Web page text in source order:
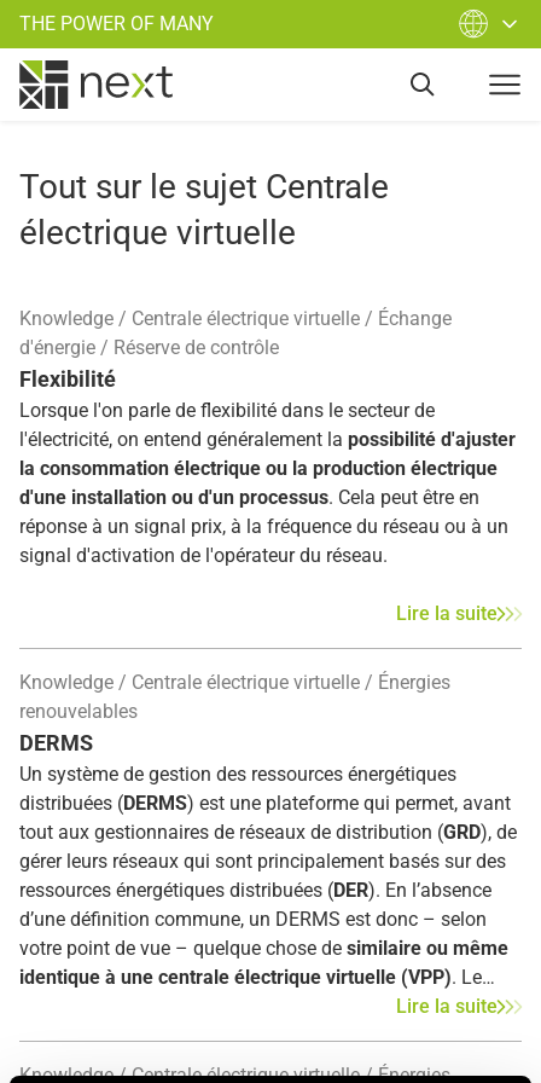
THE POWER OF MANY
Tout sur le sujet Centrale
électrique virtuelle
Knowledge Centrale électrique virtuelle
Échange
d'énergie
Réserve de contrôle
Flexibilité
Lorsque l'on parle de flexibilité dans le secteur de
l'électricité, on entend généralement la possibilité d'ajuster
la consommation électrique ou la production électrique
d'une installation ou d'un processus. Cela peut être en
réponse à un signal prix, à la fréquence du réseau ou à un
signal d'activation de l'opérateur du réseau.
Lire la suite
Knowledge Centrale électrique virtuelle
Énergies
renouvelables
DERMS
Un système de gestion des ressources énergétiques
distribuées (DERMS) est une plateforme qui permet, avant
tout aux gestionnaires de réseaux de distribution (GRD), de
gérer leurs réseaux qui sont principalement basés sur des
ressources énergétiques distribuées (DER). En l’absence
d’une définition commune, un DERMS est donc – selon
votre point de vue – quelque chose de similaire ou même
identique à une centrale électrique virtuelle (VPP). Le
grand public semble être d’accord sur certains aspects
clés: DERMS est une plate-forme logicielle qui est utilisée
pour organiser le fonctionnement des DER agrégées au
Lire la suite
Knowledge Centrale électrique virtuelle
Énergies